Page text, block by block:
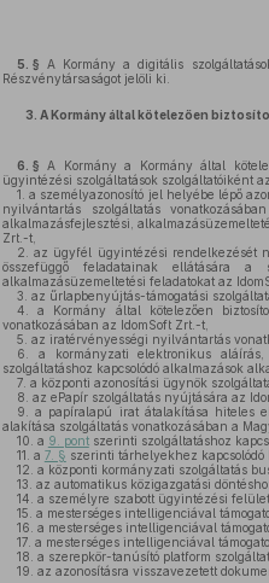
5. § A Kormány a digitális
Részvénytársaságot jelöli ki.
3. A Kormány által kötelezően
6. § A Kormány a Kormány által
ügyintézési szolgáltatások szolgáltatóiként
1. a személyazonosító jel helyébe lépő
nyilvántartás szolgáltatás
alkalmazásfejlesztési,
Zrt.-t,
2.
az ügyfél ügyintézési rendelkezését
összefüggő feladatainak ellátására a
alkalmazásüzemeltetési feladatokat az
3. az űrlapbenyújtás-támogatási
4.
a Kormány által kötelezően
vonatkozásában az IdomSoft Zrt.-t,
5. az iratérvényességi nyilvántartás
6.
a kormányzati elektronikus
szolgáltatáshoz kapcsolódó alkalmazások
7. a központi azonosítási ügynök
8. az ePapír szolgáltatás nyújtására az
9.
a papíralapú irat átalakítása hiteles
alakítása szolgáltatás vonatkozásában a
10. a 9. pontszerinti szolgáltatáshoz
11. a 7. § szerinti tárhelyekhez kapcsolódó
12. a központi kormányzati szolgáltatás
13. az automatikus közigazgatási
14. a személyre szabott ügyintézési
15. a mesterséges intelligenciával
16. a mesterséges intelligenciával
17. a mesterséges intelligenciával
18. a szerepkör-tanúsító platform
19. az azonosításra visszavezetett